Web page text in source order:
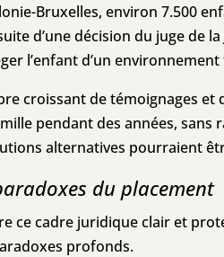
Bruxelles, environ 7.500
d’une décision du juge de
l’enfant d’un
croissant de témoignages et
pendant des années,
alternatives pourraient
du placement
ce cadre juridique clair et
profonds.